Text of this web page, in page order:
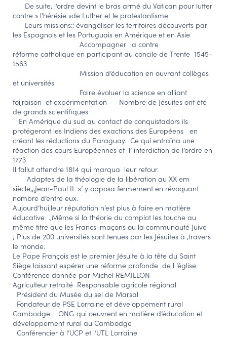
PORTAIL CULTURE
Comité d'Histoire Régionale
Service Inventaire et Patrimoines de la Région Grand Est
VOUS ÊTES…
Amateurs d’histoire et de patrimoine
Responsables de structures
Étudiants & chercheurs
De suite, l’ordre devint le bras armé du Vatican pour lutter
contre » l’hérésie »de Luther et le protestantisme
Leurs missions:: évangéliser les territoires découverts par
les Espagnols et les Portuguais en Amérique et en Asie
Accompagner la contre
réforme catholique en participant au concile de Trente 1545-
1563
Mission d’éducation en ouvrant collèges
et universités
Faire évoluer la science en alliant
foi,raison et expérimentation Nombre de Jésuites ont été
de grands scientifiques
En Amérique du sud au contact de conquistadors ils
protégeront les Indiens des exactions des Européens en
créant les réductions du Paraguay. Ce qui entraîna une
réaction des cours Européennes et l’ interdiction de l’ordre en
1773
Il fallut attendre 1814 qui marqua leur retour.
Adaptes de la théologie de la libération au XX em
siècle,,,Jean-Paul II s’ y opposa fermement en révoquant
nombre d’entre eux.
Aujourd’hui,leur réputation n’est plus à faire en matière
éducative .,Même si la théorie du complot les touche au
même titre que les Francs-maçons ou la communauté Juive
; Plus de 200 universités sont tenues par les Jésuites à ,travers
le monde.
Le Pape François est le premier Jésuite à la tête du Saint
Siège laissant espérer une réforme profonde de l ‘église.
Conférence donnée par Michel REMILLON
Agriculteur retraité Responsable agricole régional
Président du Musée du sel de Marsal
Fondateur de PSE Lorraine et développement rural
Cambodge ONG qui oeuvrent en matière d’éducation et
développement rural au Cambodge
Conférencier à l’UCP et l’UTL Lorraine